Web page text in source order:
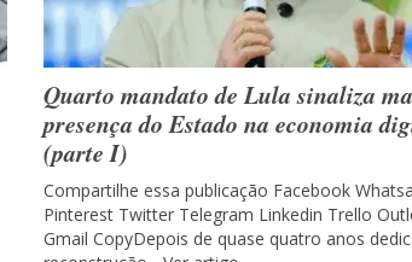
Quarto mandato de Lula sinaliza
presença do Estado na economia
(parte I)
Compartilhe essa publicação Facebook
Pinterest Twitter Telegram Linkedin Trello
Gmail CopyDepois de quase quatro anos